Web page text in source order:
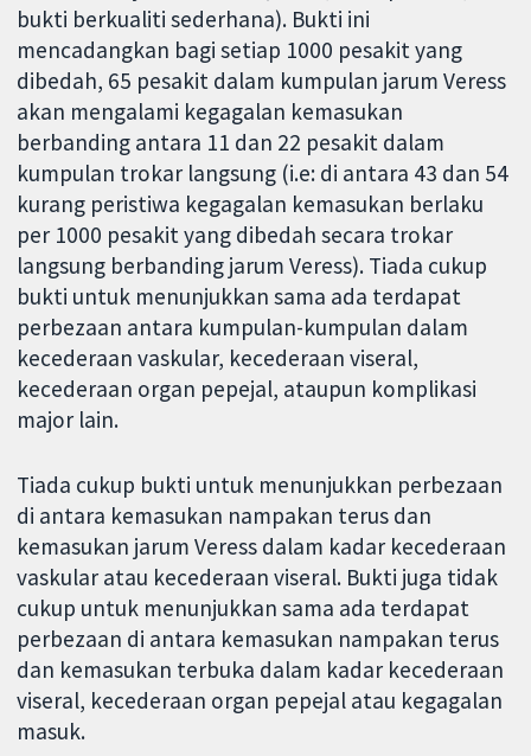
bukti berkualiti sederhana). Bukti ini
mencadangkan bagi setiap 1000 pesakit yang
dibedah, 65 pesakit dalam kumpulan jarum Veress
akan mengalami kegagalan kemasukan
berbanding antara 11 dan 22 pesakit dalam
kumpulan trokar langsung (i.e: di antara 43 dan 54
kurang peristiwa kegagalan kemasukan berlaku
per 1000 pesakit yang dibedah secara trokar
langsung berbanding jarum Veress). Tiada cukup
bukti untuk menunjukkan sama ada terdapat
perbezaan antara kumpulan-kumpulan dalam
kecederaan vaskular, kecederaan viseral,
kecederaan organ pepejal, ataupun komplikasi
major lain.
Tiada cukup bukti untuk menunjukkan perbezaan
di antara kemasukan nampakan terus dan
kemasukan jarum Veress dalam kadar kecederaan
vaskular atau kecederaan viseral. Bukti juga tidak
cukup untuk menunjukkan sama ada terdapat
perbezaan di antara kemasukan nampakan terus
dan kemasukan terbuka dalam kadar kecederaan
viseral, kecederaan organ pepejal atau kegagalan
masuk.